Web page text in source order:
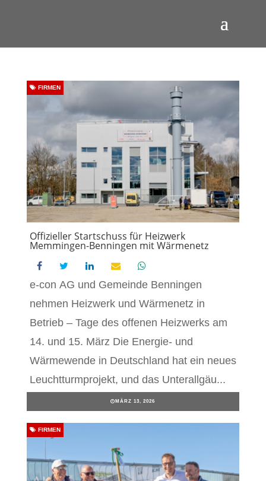
Offizieller Startschuss für Heizwerk
Memmingen-Benningen mit Wärmenetz
FIRMEN
e-con AG und Gemeinde Benningen
nehmen Heizwerk und Wärmenetz in
Betrieb – Tage des offenen Heizwerks am
14. und 15. März Die Energie- und
Wärmewende in Deutschland hat ein neues
Leuchtturmprojekt, und das Unterallgäu...
MÄRZ 13, 2026
FIRMEN